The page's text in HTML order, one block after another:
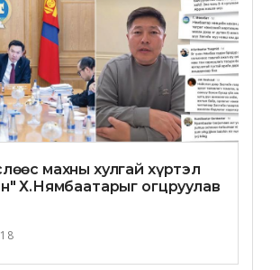
махны хулгай хүртэл
Х.Нямбаатарыг огцруулав